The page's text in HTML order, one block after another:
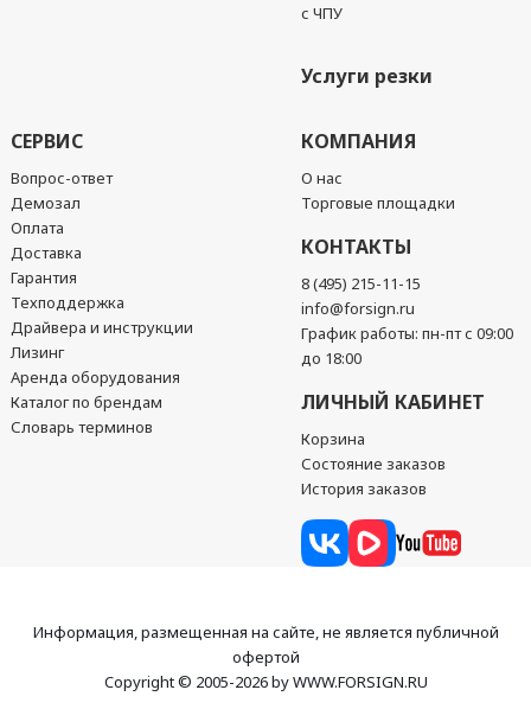
с ЧПУ
Услуги резки
СЕРВИС
Вопрос-ответ
Демозал
Оплата
Доставка
Гарантия
Техподдержка
Драйвера и инструкции
Лизинг
Аренда оборудования
Каталог по брендам
Словарь терминов
КОМПАНИЯ
О нас
Торговые площадки
КОНТАКТЫ
8 (495) 215-11-15
info@forsign.ru
График работы: пн-пт с 09:00
до 18:00
ЛИЧНЫЙ КАБИНЕТ
Корзина
Состояние заказов
История заказов
Информация, размещенная на сайте, не является публичной
офертой
Copyright © 2005-2026 by WWW.FORSIGN.RU